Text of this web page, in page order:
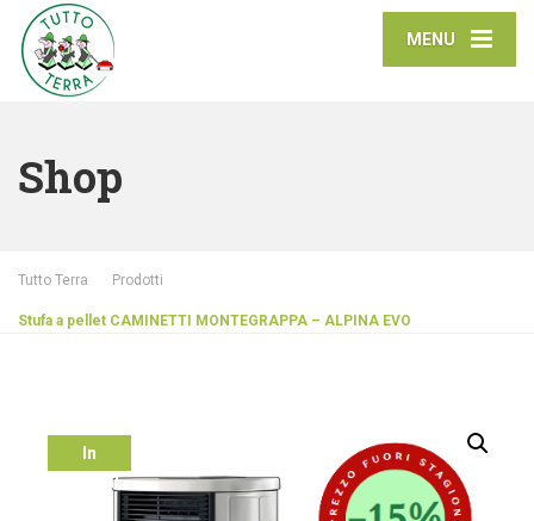
MENU
Shop
Tutto Terra Prodotti
Stufa a pellet CAMINETTI MONTEGRAPPA – ALPINA EVO
In
offerta!